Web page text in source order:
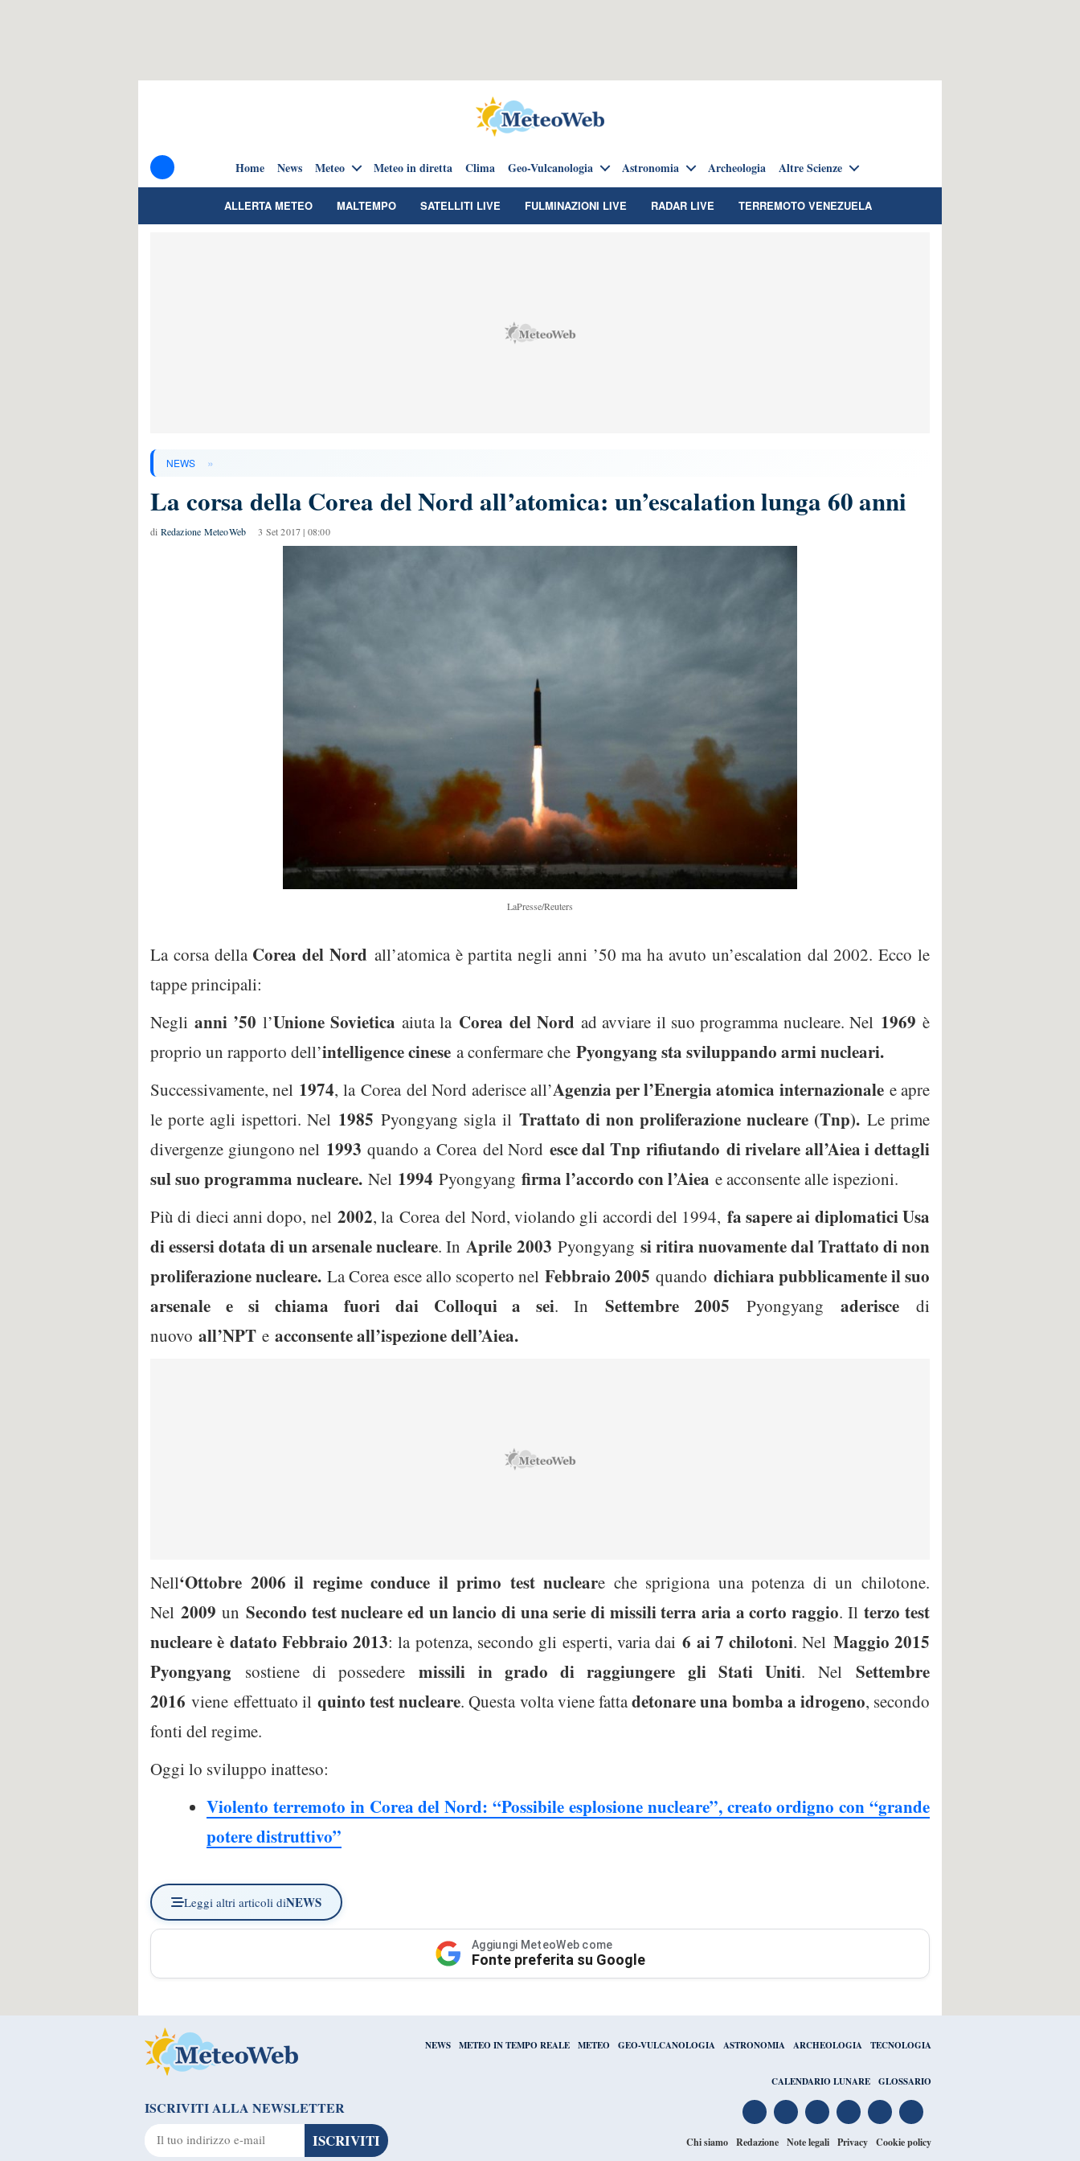
Home News Meteo Meteo in diretta Clima Geo-Vulcanologia Astronomia Archeologia Altre Scienze
ALLERTA METEO MALTEMPO SATELLITI LIVE FULMINAZIONI LIVE RADAR LIVE TERREMOTO VENEZUELA
NEWS »
La corsa della Corea del Nord all’atomica: un’escalation lunga 60 anni
di Redazione MeteoWeb 3 Set 2017 | 08:00
LaPresse/Reuters
La corsa della Corea del Nord all’atomica è partita negli anni ’50 ma ha avuto un’escalation dal 2002. Ecco le
tappe principali:
Neglianni ’50 l’Unione Sovietica aiuta la Corea del Nord ad avviare il suo programma nucleare. Nel 1969 è
proprio un rapporto dell’intelligence cinese a confermare che Pyongyang sta sviluppando armi nucleari.
Successivamente, nel 1974, la Coreadel Nord aderisce all’Agenzia per l’Energia atomica internazionalee apre
le porte agli ispettori. Nel 1985 Pyongyang sigla il Trattato di non proliferazione nucleare (Tnp). Le prime
divergenze giungono nel 1993 quando aCoreadel Nord esce dal Tnp rifiutando di rivelare all’Aiea i dettagli
sul suo programma nucleare. Nel 1994 Pyongyang firma l’accordo con l’Aiea e acconsente alle ispezioni.
Più di dieci anni dopo, nel2002, la Coreadel Nord, violando gli accordi del 1994, fa sapere ai diplomatici Usa
di essersi dotata di un arsenale nucleare. InAprile 2003 Pyongyang si ritira nuovamente dal Trattato di non
proliferazione nucleare.La Corea esce allo scoperto nelFebbraio 2005quando dichiara pubblicamente il suo
arsenale e si chiama fuori dai Colloqui a sei. InSettembre 2005 Pyongyangaderisce di
nuovo all’NPT e acconsente all’ispezione dell’Aiea.
Nell‘Ottobre 2006 il regime conduce il primo test nucleare che sprigiona una potenza di un chilotone.
Nel 2009 unSecondo test nucleare ed un lancio di una serie di missili terra aria a corto raggio. Ilterzo test
nucleare è datato Febbraio 2013: la potenza, secondo gli esperti, varia dai 6 ai 7 chilotoni. Nel Maggio 2015
Pyongyang sostiene di possederemissili in grado di raggiungere gli Stati Uniti. NelSettembre
2016 viene effettuato il quinto test nucleare. Questa volta viene fattadetonare una bomba a idrogeno, secondo
fonti del regime.
Oggi lo sviluppo inatteso:
Violento terremoto in Corea del Nord: “Possibile esplosione nucleare”, creato ordigno con “grande
potere distruttivo”
Leggi altri articoli diNEWS
Aggiungi MeteoWeb come
Fonte preferita su Google
NEWS METEO IN TEMPO REALE METEO GEO-VULCANOLOGIA ASTRONOMIA ARCHEOLOGIA TECNOLOGIA
CALENDARIO LUNARE GLOSSARIO
ISCRIVITI ALLA NEWSLETTER
Chi siamo Redazione Note legali Privacy
Cookie policy